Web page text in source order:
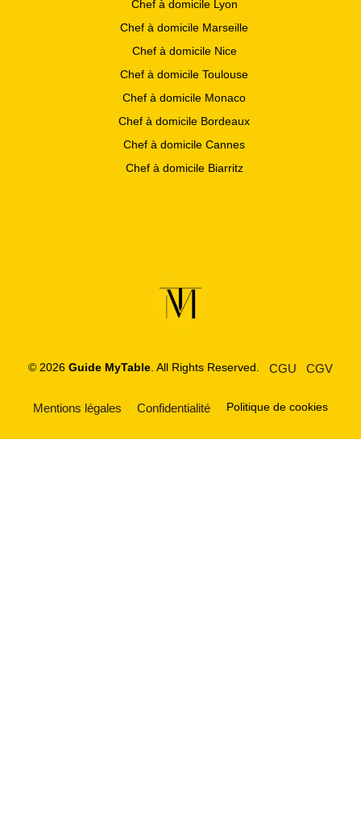
Chef à domicile Lyon
Chef à domicile Marseille
Chef à domicile Nice
Chef à domicile Toulouse
Chef à domicile Monaco
Chef à domicile Bordeaux
Chef à domicile Cannes
Chef à domicile Biarritz
© 2026 Guide MyTable. All Rights Reserved. CGU CGV
Mentions légales Confidentialité Politique de cookies